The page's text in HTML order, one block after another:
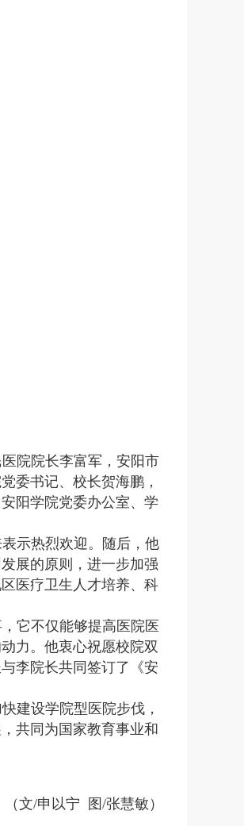
院院长李富军，安阳市
委书记、校长贺海鹏，
阳学院党委办公室、学
示热烈欢迎。随后，他
展的原则，进一步加强
医疗卫生人才培养、科
它不仅能够提高医院医
力。他衷心祝愿校院双
李院长共同签订了《安
建设学院型医院步伐，
共同为国家教育事业和
（文/申以宁 图/张慧敏）